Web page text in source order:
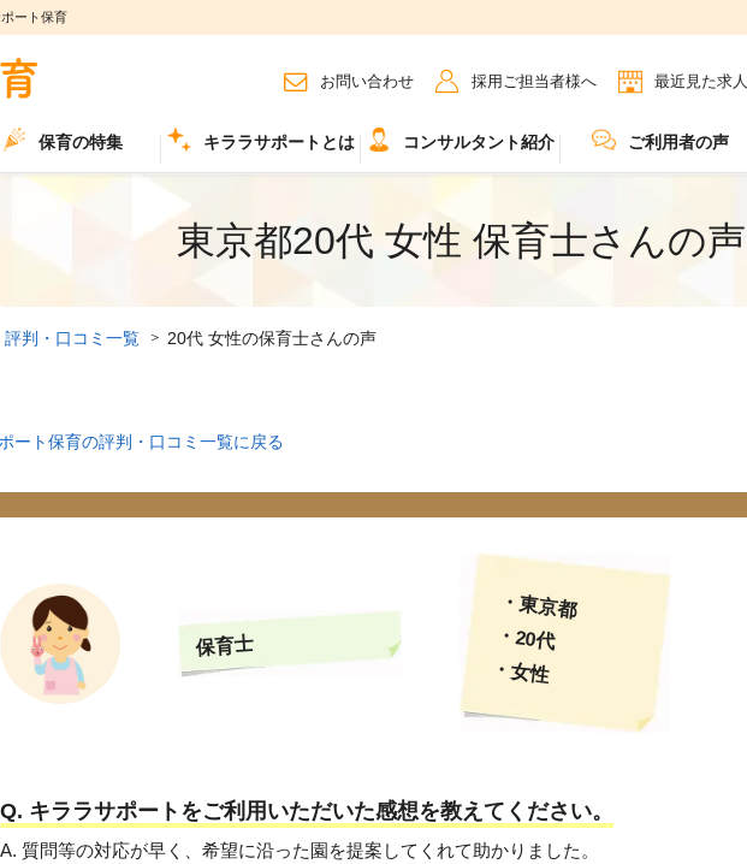
ート保育
お問い合わせ 採用ご担当者様へ 最近見た求人
保育の特集 キララサポートとは コンサルタント紹介 ご利用者の声
東京都20代 女性 保育士さんの声
評判・口コミ一覧 20代 女性の保育士さんの声
ート保育の評判・口コミ一覧に戻る
保育士
・東京都
・20代
・女性
Q. キララサポートをご利用いただいた感想を教えてください。
A. 質問等の対応が早く、希望に沿った園を提案してくれて助かりました。